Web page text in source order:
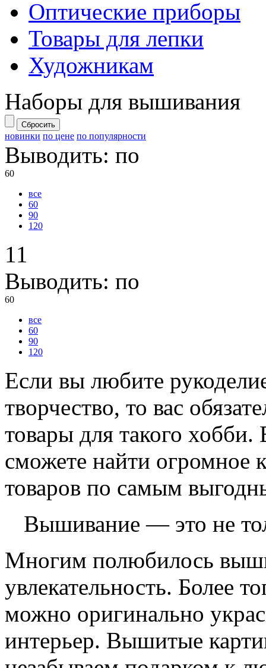
Оптические приборы
Товары для лепки
Художникам
Наборы для вышивания
Сбросить
новинки по цене по популярности
Выводить: по
60
все
60
90
120
11
Выводить: по
60
все
60
90
120
Если вы любите
творчество, то вас
товары для такого
сможете найти огромное
товаров по самым
Вышивание — это не
Многим полюбилось
увлекательность. Более
можно оригинально
интерьер. Вышитые